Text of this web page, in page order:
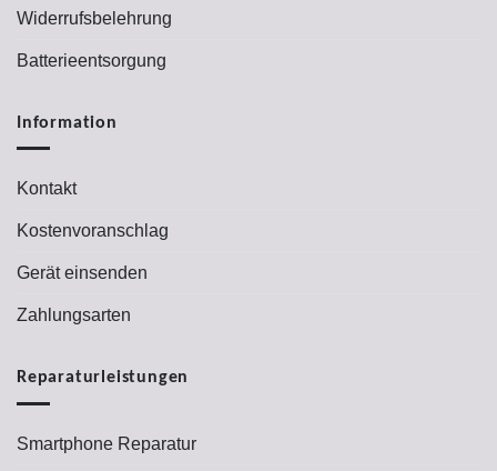
Widerrufsbelehrung
Batterieentsorgung
Information
Kontakt
Kostenvoranschlag
Gerät einsenden
Zahlungsarten
Reparaturleistungen
Smartphone Reparatur